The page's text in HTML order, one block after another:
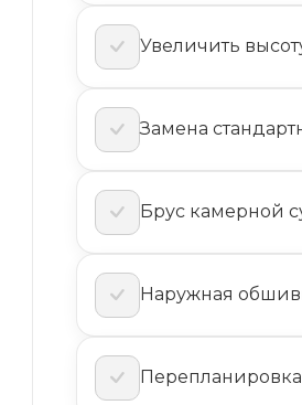
Увеличить
Замена
Брус камерной
Наружная